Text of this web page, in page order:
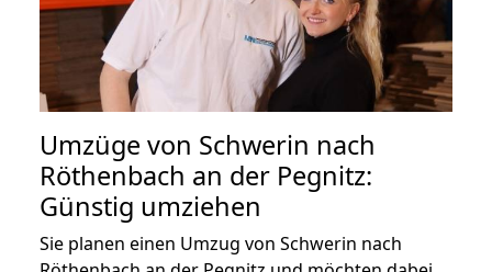
Umzüge von Schwerin nach
Röthenbach an der Pegnitz:
Günstig umziehen
Sie planen einen Umzug von Schwerin nach